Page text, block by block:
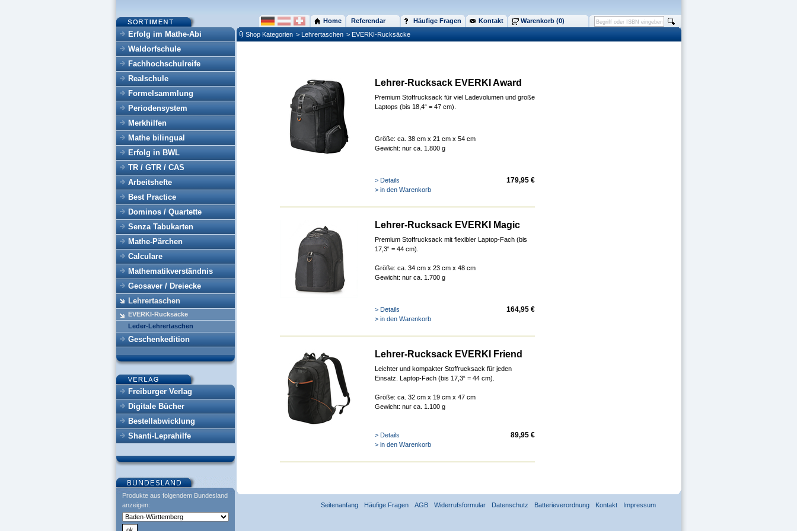
Erfolg im Mathe-Abi
Waldorfschule
Fachhochschulreife
Realschule
Formelsammlung
Periodensystem
Merkhilfen
Mathe bilingual
Erfolg in BWL
TR / GTR / CAS
Arbeitshefte
Best Practice
Dominos / Quartette
Senza Tabukarten
Mathe-Pärchen
Calculare
Mathematikverständnis
Geosaver / Dreiecke
Lehrertaschen
EVERKI-Rucksäcke
Leder-Lehrertaschen
Geschenkedition
Freiburger Verlag
Digitale Bücher
Bestellabwicklung
Shanti-Leprahilfe
Produkte aus folgendem Bundesland
anzeigen:
Home Referendar Häufige Fragen Kontakt
Warenkorb (0)
Shop Kategorien > Lehrertaschen > EVERKI-Rucksäcke
Lehrer-Rucksack EVERKI Award
Premium Stoffrucksack für viel Ladevolumen und große
Laptops (bis 18,4“ = 47 cm).
Größe: ca. 38 cm x 21 cm x 54 cm
Gewicht: nur ca. 1.800 g
179,95 €
> Details
> in den Warenkorb
Lehrer-Rucksack EVERKI Magic
Premium Stoffrucksack mit flexibler Laptop-Fach (bis
17,3“ = 44 cm).
Größe: ca. 34 cm x 23 cm x 48 cm
Gewicht: nur ca. 1.700 g
164,95 €
> Details
> in den Warenkorb
Lehrer-Rucksack EVERKI Friend
Leichter und kompakter Stoffrucksack für jeden
Einsatz. Laptop-Fach (bis 17,3“ = 44 cm).
Größe: ca. 32 cm x 19 cm x 47 cm
Gewicht: nur ca. 1.100 g
89,95 €
> Details
> in den Warenkorb
Seitenanfang Häufige Fragen AGB Widerrufsformular Datenschutz Batterieverordnung Kontakt Impressum